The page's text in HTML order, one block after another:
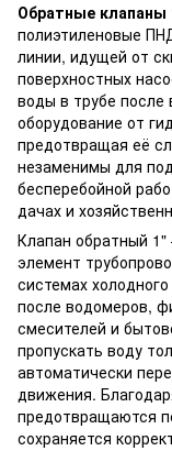
Обратные
полиэтиленовые
линии, идущей от
поверхностных
воды в трубе
оборудование от
предотвращая её
незаменимы для
бесперебойной
дачах и
Клапан обратный
элемент
системах
после водомеров,
смесителей и
пропускать воду
автоматически
движения.
предотвращаются
сохраняется